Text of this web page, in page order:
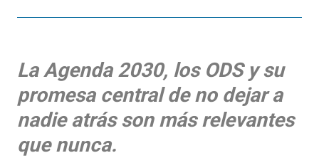
La Agenda 2030, los ODS y su
promesa central de no dejar a
nadie atrás son más relevantes
que nunca.